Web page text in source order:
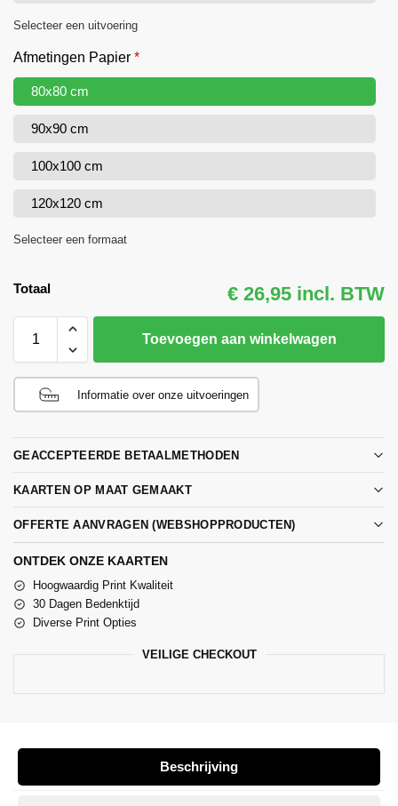
Selecteer een uitvoering
Afmetingen Papier *
80x80 cm
90x90 cm
100x100 cm
120x120 cm
Selecteer een formaat
Totaal € 26,95 incl. BTW
Toevoegen aan winkelwagen
Informatie over onze uitvoeringen
GEACCEPTEERDE BETAALMETHODEN
KAARTEN OP MAAT GEMAAKT
OFFERTE AANVRAGEN (WEBSHOPPRODUCTEN)
ONTDEK ONZE KAARTEN
Hoogwaardig Print Kwaliteit
30 Dagen Bedenktijd
Diverse Print Opties
VEILIGE CHECKOUT
Beschrijving